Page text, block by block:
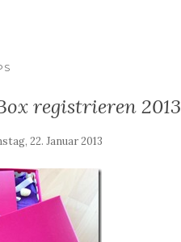
registrieren 2013
22. Januar 2013